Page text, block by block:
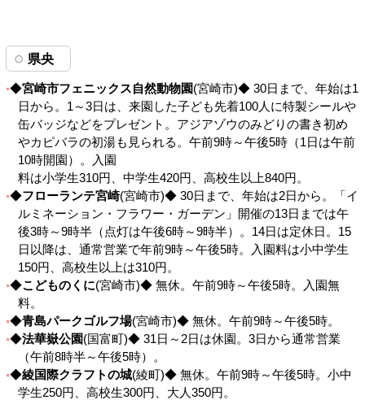
県央
◆宮崎市フェニックス自然動物園(宮崎市)◆ 30日まで、年始は1
日から。1～3日は、来園した子ども先着100人に特製シールや
缶バッジなどをプレゼント。アジアゾウのみどりの書き初め
やカピバラの初湯も見られる。午前9時～午後5時（1日は午前
10時開園）。入園
料は小学生310円、中学生420円、高校生以上840円。
◆フローランテ宮崎(宮崎市)◆ 30日まで、年始は2日から。「イ
ルミネーション・フラワー・ガーデン」開催の13日までは午
後3時～9時半（点灯は午後6時～9時半）。14日は定休日。15
日以降は、通常営業で年前9時～午後5時。入園料は小中学生
150円、高校生以上は310円。
◆こどものくに(宮崎市)◆ 無休。午前9時～午後5時。入園無
料。
◆青島パークゴルフ場(宮崎市)◆ 無休。午前9時～午後5時。
◆法華嶽公園(国富町)◆ 31日～2日は休園。3日から通常営業
（午前8時半～午後5時）。
◆綾国際クラフトの城(綾町)◆ 無休。午前9時～午後5時。小中
学生250円、高校生300円、大人350円。